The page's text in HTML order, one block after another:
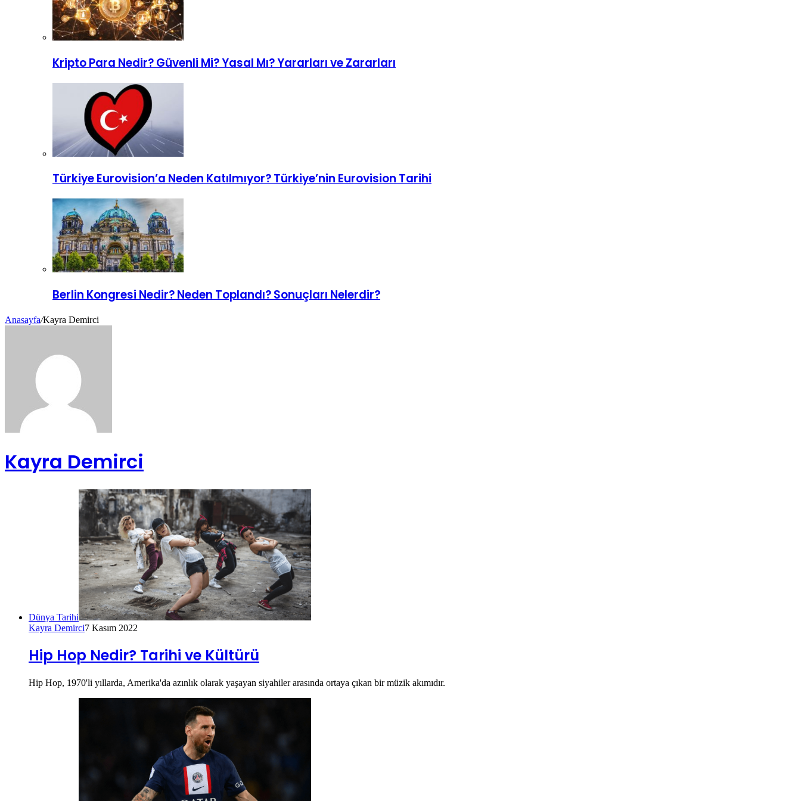
Kripto Para Nedir? Güvenli Mi? Yasal Mı? Yararları ve Zararları
Türkiye Eurovision’a Neden Katılmıyor? Türkiye’nin Eurovision Tarihi
Berlin Kongresi Nedir? Neden Toplandı? Sonuçları Nelerdir?
Anasayfa/Kayra Demirci
Kayra Demirci
Dünya Tarihi
Kayra Demirci7 Kasım 2022
Hip Hop Nedir? Tarihi ve Kültürü
Hip Hop, 1970'li yıllarda, Amerika'da azınlık olarak yaşayan siyahiler arasında ortaya çıkan bir müzik akımıdır.